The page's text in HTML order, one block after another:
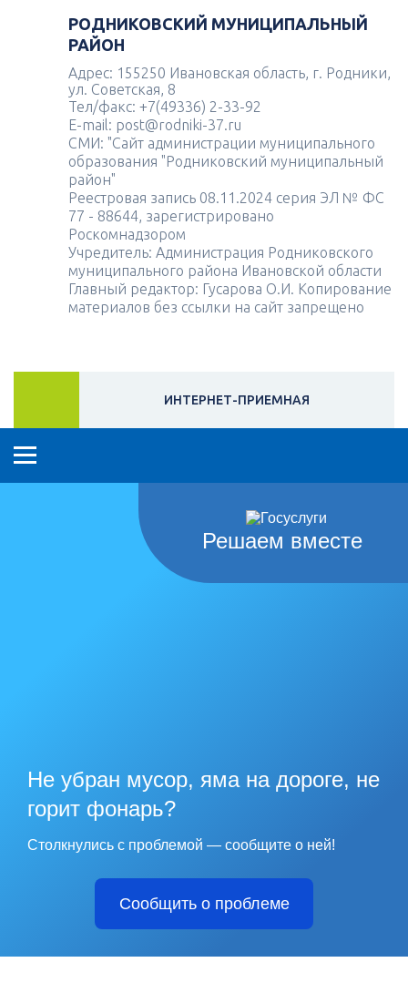
РОДНИКОВСКИЙ МУНИЦИПАЛЬНЫЙ
РАЙОН
Адрес: 155250 Ивановская область, г. Родники,
ул. Советская, 8
Тел/факс: +7(49336) 2-33-92
E-mail: post@rodniki-37.ru
СМИ: "Сайт администрации муниципального
образования "Родниковский муниципальный
район"
Реестровая запись 08.11.2024 серия ЭЛ № ФС
77 - 88644, зарегистрировано
Роскомнадзором
Учредитель: Администрация Родниковского
муниципального района Ивановской области
Главный редактор: Гусарова О.И. Копирование
материалов без ссылки на сайт запрещено
ИНТЕРНЕТ-ПРИЕМНАЯ
Решаем вместе
Не убран мусор, яма на дороге, не
горит фонарь?
Столкнулись с проблемой — сообщите о ней!
Сообщить о проблеме